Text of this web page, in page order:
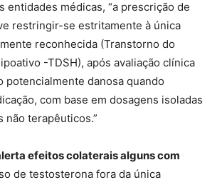
entidades médicas, “a prescrição de
restringir-se estritamente à única
reconhecida (Transtorno do
-TDSH), após avaliação clínica
potencialmente danosa quando
com base em dosagens isoladas
não terapêuticos.”
efeitos colaterais alguns com
de testosterona fora da única